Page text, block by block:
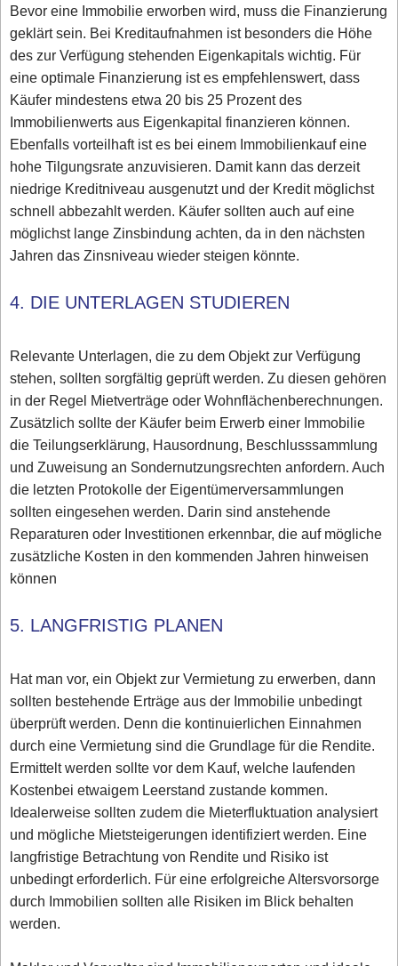
Bevor eine Immobilie erworben wird, muss die Finanzierung
geklärt sein. Bei Kreditaufnahmen ist besonders die Höhe
des zur Verfügung stehenden Eigenkapitals wichtig. Für
eine optimale Finanzierung ist es empfehlenswert, dass
Käufer mindestens etwa 20 bis 25 Prozent des
Immobilienwerts aus Eigenkapital finanzieren können.
Ebenfalls vorteilhaft ist es bei einem Immobilienkauf eine
hohe Tilgungsrate anzuvisieren. Damit kann das derzeit
niedrige Kreditniveau ausgenutzt und der Kredit möglichst
schnell abbezahlt werden. Käufer sollten auch auf eine
möglichst lange Zinsbindung achten, da in den nächsten
Jahren das Zinsniveau wieder steigen könnte.
4. DIE UNTERLAGEN STUDIEREN
Relevante Unterlagen, die zu dem Objekt zur Verfügung
stehen, sollten sorgfältig geprüft werden. Zu diesen gehören
in der Regel Mietverträge oder Wohnflächenberechnungen.
Zusätzlich sollte der Käufer beim Erwerb einer Immobilie
die Teilungserklärung, Hausordnung, Beschlusssammlung
und Zuweisung an Sondernutzungsrechten anfordern. Auch
die letzten Protokolle der Eigentümerversammlungen
sollten eingesehen werden. Darin sind anstehende
Reparaturen oder Investitionen erkennbar, die auf mögliche
zusätzliche Kosten in den kommenden Jahren hinweisen
können
5. LANGFRISTIG PLANEN
Hat man vor, ein Objekt zur Vermietung zu erwerben, dann
sollten bestehende Erträge aus der Immobilie unbedingt
überprüft werden. Denn die kontinuierlichen Einnahmen
durch eine Vermietung sind die Grundlage für die Rendite.
Ermittelt werden sollte vor dem Kauf, welche laufenden
Kostenbei etwaigem Leerstand zustande kommen.
Idealerweise sollten zudem die Mieterfluktuation analysiert
und mögliche Mietsteigerungen identifiziert werden. Eine
langfristige Betrachtung von Rendite und Risiko ist
unbedingt erforderlich. Für eine erfolgreiche Altersvorsorge
durch Immobilien sollten alle Risiken im Blick behalten
werden.